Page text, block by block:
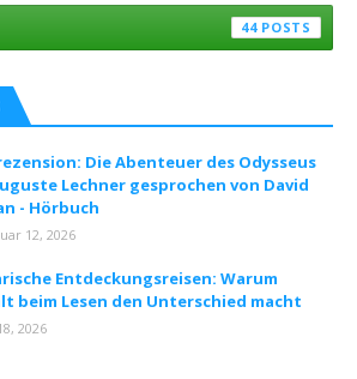
44
Die Abenteuer des Odysseus
Lechner gesprochen von David
- Hörbuch
12, 2026
Entdeckungsreisen: Warum
beim Lesen den Unterschied macht
2026